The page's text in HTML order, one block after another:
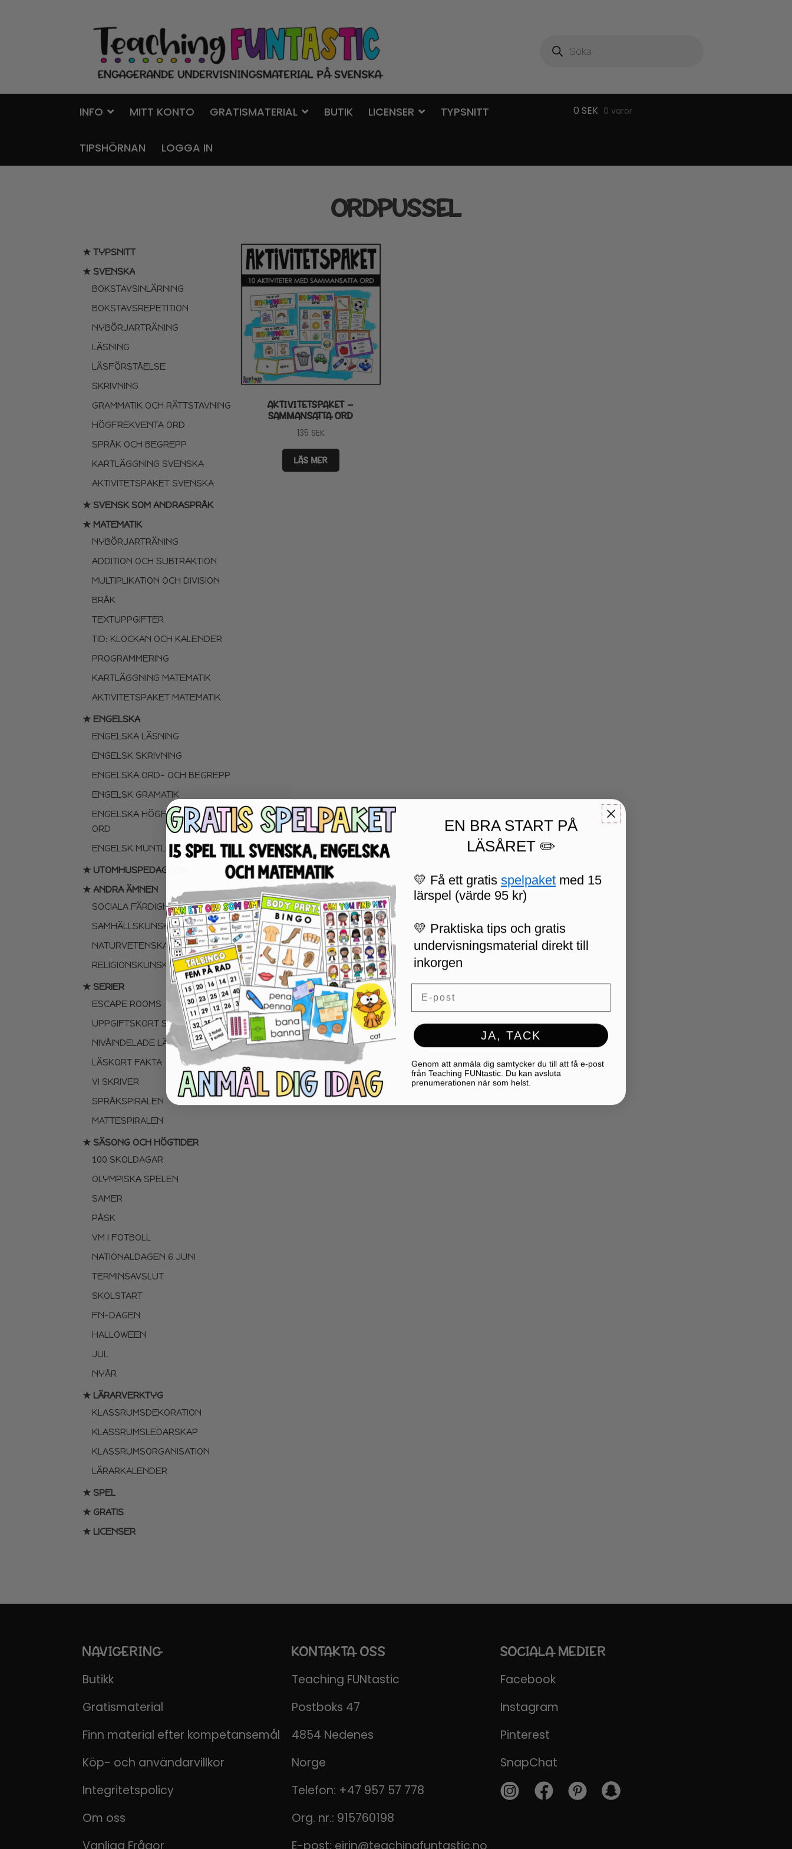
Hoppa
navigering
Gå
innehåll
INFO MITT KONTO GRATISMATERIAL BUTIK LICENSER TYPSNITT
TIPSHÖRNAN LOGGA IN
0 SEK 0 varor
ORDPUSSEL
★ TYPSNITT
★ SVENSKA
BOKSTAVSINLÄRNING
BOKSTAVSREPETITION
NYBÖRJARTRÄNING
LÄSNING
LÄSFÖRSTÅELSE
SKRIVNING
GRAMMATIK OCH RÄTTSTAVNING
HÖGFREKVENTA ORD
SPRÅK OCH BEGREPP
KARTLÄGGNING SVENSKA
AKTIVITETSPAKET SVENSKA
★ SVENSK SOM ANDRASPRÅK
★ MATEMATIK
NYBÖRJARTRÄNING
ADDITION OCH SUBTRAKTION
MULTIPLIKATION OCH DIVISION
BRÅK
TEXTUPPGIFTER
TID: KLOCKAN OCH KALENDER
PROGRAMMERING
KARTLÄGGNING MATEMATIK
AKTIVITETSPAKET MATEMATIK
★ ENGELSKA
ENGELSKA LÄSNING
ENGELSK SKRIVNING
ENGELSKA ORD- OCH BEGREPP
ENGELSK GRAMATIK
ENGELSKA HÖGFREKVENTA
ORD
ENGELSK MUNTLIGA FÄRDIGHET
★ UTOMHUSPEDAGOGIK
★ ANDRA ÄMNEN
SOCIALA FÄRDIGHETER
SAMHÄLLSKUNSKAP
NATURVETENSKAP
RELIGIONSKUNSKAP
★ SERIER
ESCAPE ROOMS
UPPGIFTSKORT SVENSKA
NIVÅINDELADE LÄSTEXTER
LÄSKORT FAKTA
VI SKRIVER
SPRÅKSPIRALEN
MATTESPIRALEN
★ SÄSONG OCH HÖGTIDER
100 SKOLDAGAR
OLYMPISKA SPELEN
SAMER
PÅSK
VM I FOTBOLL
NATIONALDAGEN 6 JUNI
TERMINSAVSLUT
SKOLSTART
FN-DAGEN
HALLOWEEN
JUL
NYÅR
★ LÄRARVERKTYG
KLASSRUMSDEKORATION
KLASSRUMSLEDARSKAP
KLASSRUMSORGANISATION
LÄRARKALENDER
★ SPEL
★ GRATIS
★ LICENSER
AKTIVITETSPAKET –
SAMMANSATTA ORD
135 SEK
LÄS MER
NAVIGERING
Butikk
Gratismaterial
Finn material efter kompetansemål
Köp- och användarvillkor
Integritetspolicy
Om oss
Vanliga Frågor
KONTAKTA OSS
Teaching FUNtastic
Postboks 47
4854 Nedenes
Norge
Telefon: +47 957 57 778
Org. nr.: 915760198
E-post: eirin@teachingfuntastic.no
SOCIALA MEDIER
Facebook
Instagram
Pinterest
SnapChat
EN BRA START PÅ
LÄSÅRET ✏️
💛 Få ett gratis spelpaket med 15
lärspel (värde 95 kr)
💛 Praktiska tips och gratis
undervisningsmaterial direkt till
inkorgen
Email
JA, TACK
Genom att anmäla dig samtycker du till att få e-post
från Teaching FUNtastic. Du kan avsluta
prenumerationen när som helst.